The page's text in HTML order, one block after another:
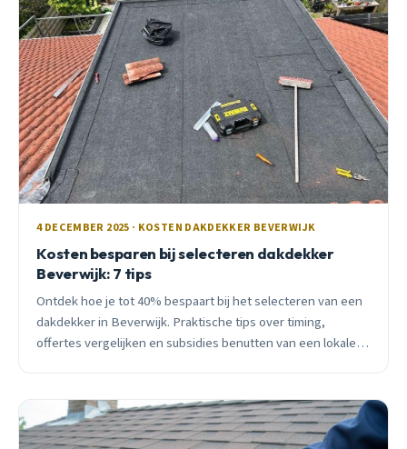
4 DECEMBER 2025 · KOSTEN DAKDEKKER BEVERWIJK
Kosten besparen bij selecteren dakdekker
Beverwijk: 7 tips
Ontdek hoe je tot 40% bespaart bij het selecteren van een
dakdekker in Beverwijk. Praktische tips over timing,
offertes vergelijken en subsidies benutten van een lokale